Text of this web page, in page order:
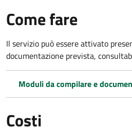
Come fare
Il servizio può essere attivato
documentazione prevista,
Moduli da compilare e
Costi